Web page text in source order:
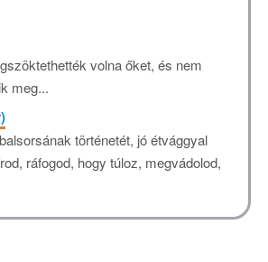
volna őket, és nem
meg...
történetét, jó étvággyal
ráfogod, hogy túloz, megvádolod,